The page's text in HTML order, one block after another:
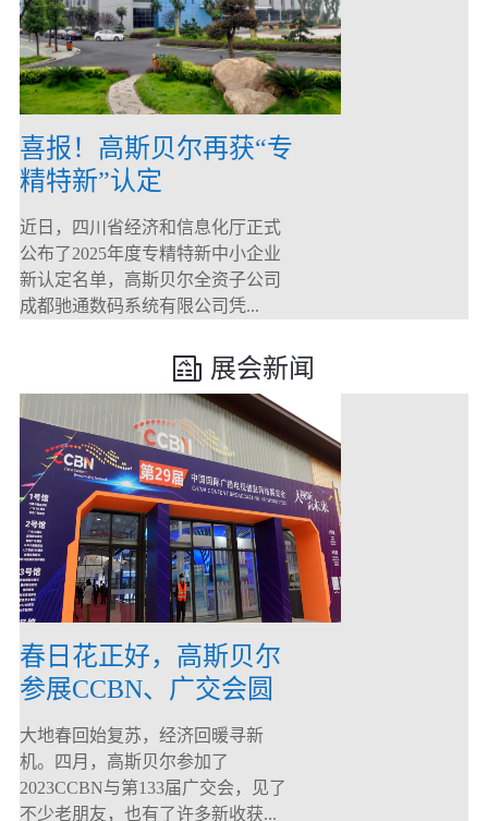
喜报！高斯贝尔再获“专
精特新”认定
近日，四川省经济和信息化厅正式
公布了2025年度专精特新中小企业
新认定名单，高斯贝尔全资子公司
成都驰通数码系统有限公司凭...
展会新闻
春日花正好，高斯贝尔
参展CCBN、广交会圆
满落幕！
大地春回始复苏，经济回暖寻新
机。四月，高斯贝尔参加了
2023CCBN与第133届广交会，见了
不少老朋友，也有了许多新收获...